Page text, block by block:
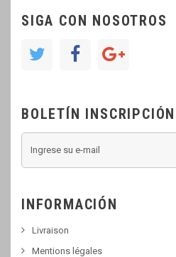
SIGA CON NOSOTROS
BOLETÍN INSCRIPCIÓN
INFORMACIÓN
Livraison
Mentions légales